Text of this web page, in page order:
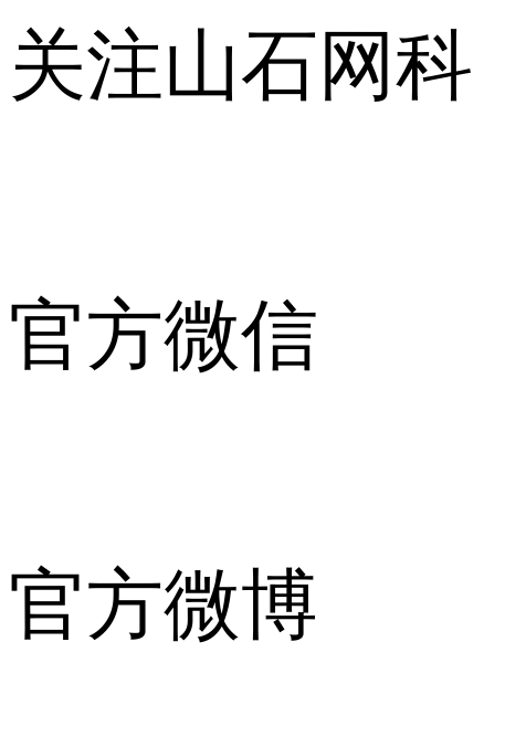
关注山石网科
官方微信
官方微博